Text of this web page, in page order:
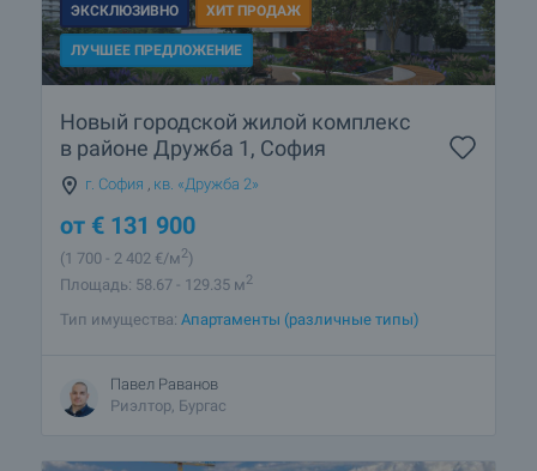
ЭКСКЛЮЗИВНО ХИТ ПРОДАЖ
ЛУЧШЕЕ ПРЕДЛОЖЕНИЕ
Новый городской жилой комплекс
в районе Дружба 1, София
г. София , кв. «Дружба 2»
от € 131 900
(1 700 - 2 402 €/м2)
Площадь: 58.67 - 129.35 м2
Тип имущества: Апартаменты (различные типы)
Павел Раванов
Риэлтор, Бургас